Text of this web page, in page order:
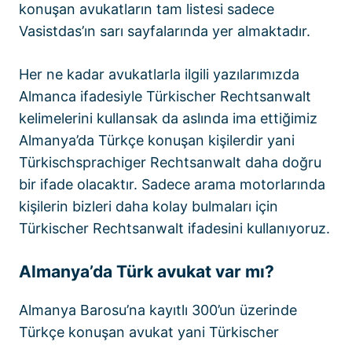
konuşan avukatların tam listesi sadece
Vasistdas’ın sarı sayfalarında yer almaktadır.
Her ne kadar avukatlarla ilgili yazılarımızda
Almanca ifadesiyle Türkischer Rechtsanwalt
kelimelerini kullansak da aslında ima ettiğimiz
Almanya’da Türkçe konuşan kişilerdir yani
Türkischsprachiger Rechtsanwalt daha doğru
bir ifade olacaktır. Sadece arama motorlarında
kişilerin bizleri daha kolay bulmaları için
Türkischer Rechtsanwalt ifadesini kullanıyoruz.
Almanya’da Türk avukat var mı?
Almanya Barosu’na kayıtlı 300’un üzerinde
Türkçe konuşan avukat yani Türkischer